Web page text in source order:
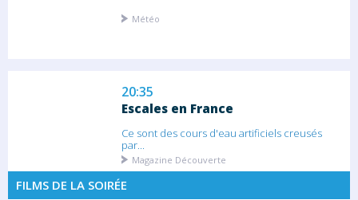
Météo
20:35
Escales en France
Ce sont des cours d'eau artificiels creusés
par...
Magazine Découverte
FILMS DE LA SOIRÉE